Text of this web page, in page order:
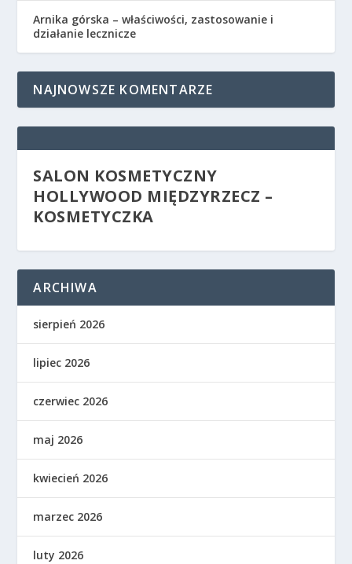
Arnika górska – właściwości, zastosowanie i
działanie lecznicze
NAJNOWSZE KOMENTARZE
SALON KOSMETYCZNY
HOLLYWOOD MIĘDZYRZECZ –
KOSMETYCZKA
ARCHIWA
sierpień 2026
lipiec 2026
czerwiec 2026
maj 2026
kwiecień 2026
marzec 2026
luty 2026